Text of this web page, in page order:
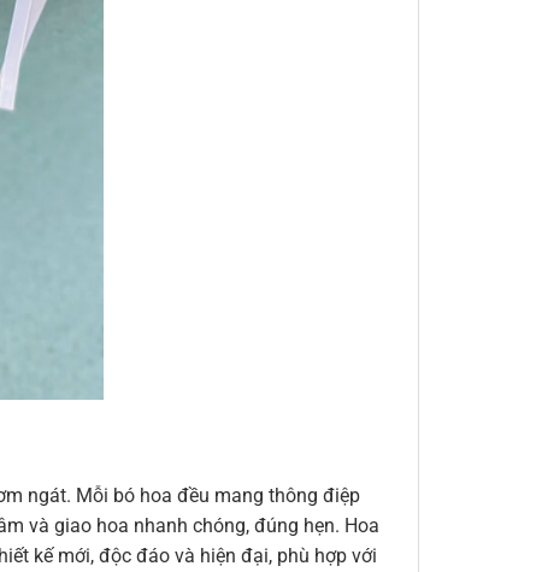
ngát. Mỗi bó hoa đều mang thông điệp
và giao hoa nhanh chóng, đúng hẹn. Hoa
kế mới, độc đáo và hiện đại, phù hợp với